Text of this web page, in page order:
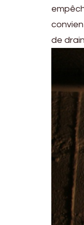
de